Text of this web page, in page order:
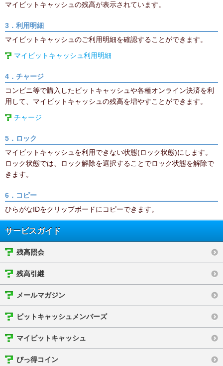
マイビットキャッシュの残高が表示されています。
3．利用明細
マイビットキャッシュのご利用明細を確認することができます。
マイビットキャッシュ利用明細
4．チャージ
コンビニ等で購入したビットキャッシュや各種オンライン決済を利
用して、マイビットキャッシュの残高を増やすことができます。
チャージ
5．ロック
マイビットキャッシュを利用できない状態(ロック状態)にします。
ロック状態では、ロック解除を選択することでロック状態を解除で
きます。
6．コピー
ひらがなIDをクリップボードにコピーできます。
サービスガイド
残高照会
残高引継
メールマガジン
ビットキャッシュメンバーズ
マイビットキャッシュ
びっ得コイン